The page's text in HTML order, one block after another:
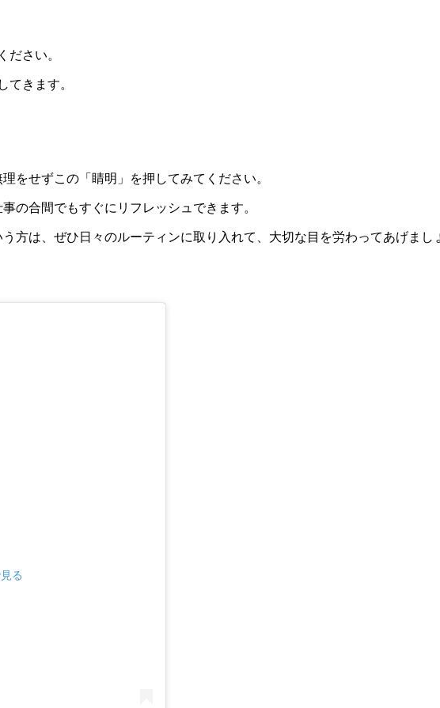
ださい。
てきます。
をせずこの「睛明」を押してみてください。
の合間でもすぐにリフレッシュできます。
方は、ぜひ日々のルーティンに取り入れて、大切な目を労わってあげまし
る